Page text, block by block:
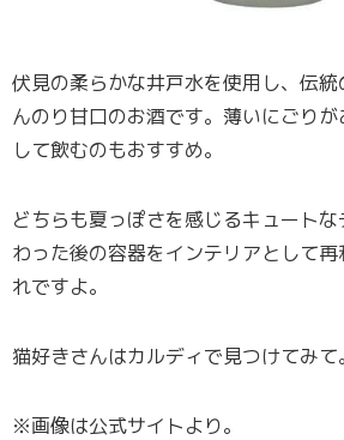
伏見の柔らかな井戸水を使用し、伝
んのり甘口のお酒です。薄いにごり
して飲むのもおすすめ。
どちらも夏っぽさを感じるキュート
わった後の容器をインテリアとして
れですよ。
猫好きさんはカルディで見つけてみて。
※画像は公式サイトより。